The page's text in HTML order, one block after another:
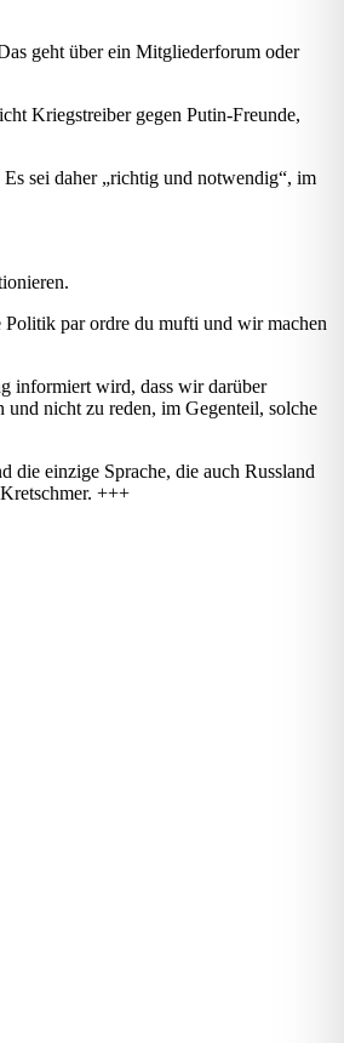
geht über ein Mitgliederforum oder
Kriegstreiber gegen Putin-Freunde,
sei daher „richtig und notwendig“, im
Politik par ordre du mufti und wir machen
informiert wird, dass wir darüber
und nicht zu reden, im Gegenteil, solche
die einzige Sprache, die auch Russland
+++